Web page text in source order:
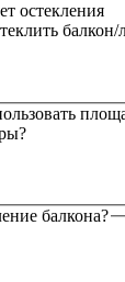
остекления
балкона?